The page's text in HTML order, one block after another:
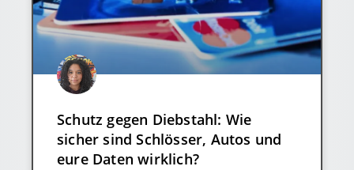
Schutz gegen Diebstahl: Wie
sicher sind Schlösser, Autos und
eure Daten wirklich?